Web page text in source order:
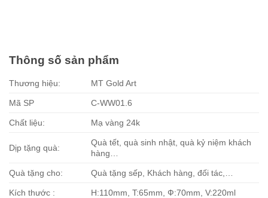
Thông số sản phẩm
Thương hiệu: MT Gold Art
Mã SP C-WW01.6
Chất liệu: Mạ vàng 24k
Dịp tặng quà:
Quà tết, quà sinh nhật, quà kỷ niệm khách
hàng…
Quà tặng cho: Quà tặng sếp, Khách hàng, đối tác,…
Kích thước : H:110mm, T:65mm, Ф:70mm, V:220ml